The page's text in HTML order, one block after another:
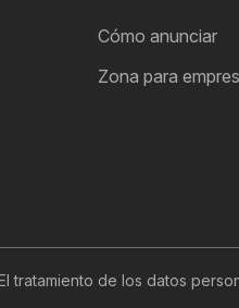
Cómo anunciar
Zona para
tratamiento de los datos